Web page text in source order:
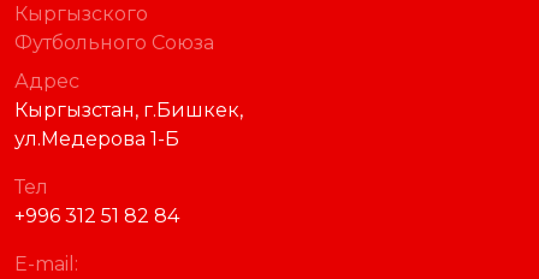
Кыргызского
Футбольного Союза
Адрес
Кыргызстан, г.Бишкек,
ул.Медерова 1-Б
Тел
+996 312 51 82 84
E-mail: